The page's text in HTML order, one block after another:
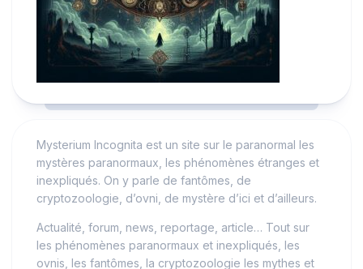
Mysterium Incognita est un site sur le paranormal les
mystères paranormaux, les phénomènes étranges et
inexpliqués. On y parle de fantômes, de
cryptozoologie, d’ovni, de mystère d’ici et d’ailleurs.
Actualité, forum, news, reportage, article… Tout sur
les phénomènes paranormaux et inexpliqués, les
ovnis, les fantômes, la cryptozoologie les mythes et